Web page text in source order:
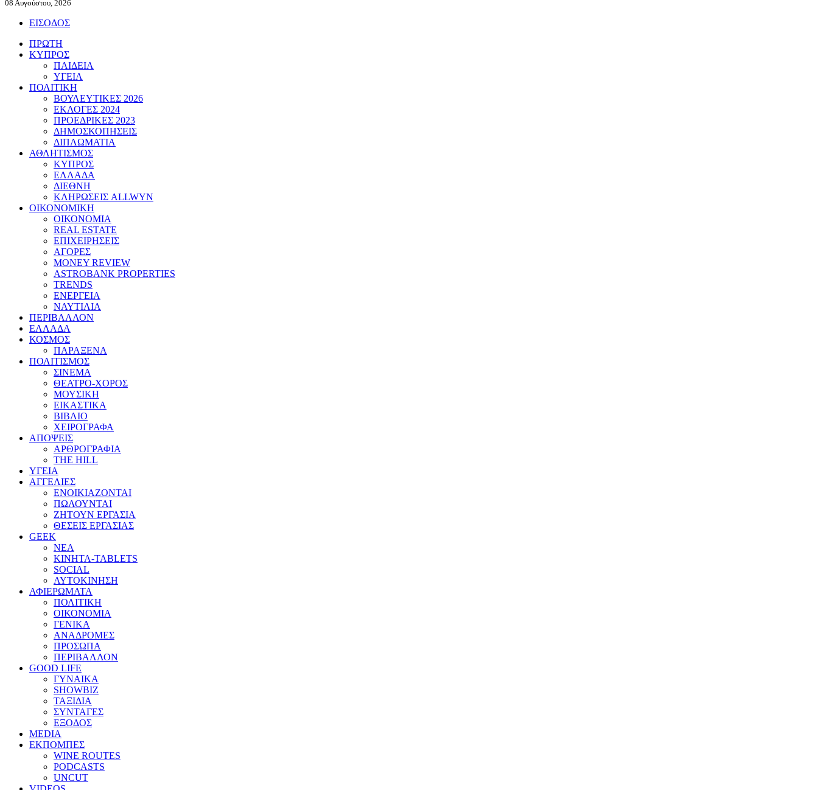
08 Αυγούστου, 2026
ΕΙΣΟΔΟΣ
ΠΡΩΤΗ
ΚΥΠΡΟΣ
ΠΑΙΔΕΙΑ
ΥΓΕΙΑ
ΠΟΛΙΤΙΚΗ
ΒΟΥΛΕΥΤΙΚΕΣ 2026
ΕΚΛΟΓΕΣ 2024
ΠΡΟΕΔΡΙΚΕΣ 2023
ΔΗΜΟΣΚΟΠΗΣΕΙΣ
ΔΙΠΛΩΜΑΤΙΑ
ΑΘΛΗΤΙΣΜΟΣ
ΚΥΠΡΟΣ
ΕΛΛΑΔΑ
ΔΙΕΘΝΗ
ΚΛΗΡΩΣΕΙΣ ALLWYN
ΟΙΚΟΝΟΜΙΚΗ
ΟΙΚΟΝΟΜΙΑ
REAL ESTATE
ΕΠΙΧΕΙΡΗΣΕΙΣ
ΑΓΟΡΕΣ
MONEY REVIEW
ASTROBANK PROPERTIES
TRENDS
ΕΝΕΡΓΕΙΑ
ΝΑΥΤΙΛΙΑ
ΠΕΡΙΒΑΛΛΟΝ
ΕΛΛΑΔΑ
ΚΟΣΜΟΣ
ΠΑΡΑΞΕΝΑ
ΠΟΛΙΤΙΣΜΟΣ
ΣΙΝΕΜΑ
ΘΕΑΤΡΟ-ΧΟΡΟΣ
ΜΟΥΣΙΚΗ
ΕΙΚΑΣΤΙΚΑ
ΒΙΒΛΙΟ
ΧΕΙΡΟΓΡΑΦΑ
ΑΠΟΨΕΙΣ
ΑΡΘΡΟΓΡΑΦΙΑ
THE HILL
ΥΓΕΙΑ
ΑΓΓΕΛΙΕΣ
ΕΝΟΙΚΙΑΖΟΝΤΑΙ
ΠΩΛΟΥΝΤΑΙ
ΖΗΤΟΥΝ ΕΡΓΑΣΙΑ
ΘΕΣΕΙΣ ΕΡΓΑΣΙΑΣ
GEEK
ΝΕΑ
ΚΙΝΗΤΑ-TABLETS
SOCIAL
ΑΥΤΟΚΙΝΗΣΗ
ΑΦΙΕΡΩΜΑΤΑ
ΠΟΛΙΤΙΚΗ
ΟΙΚΟΝΟΜΙΑ
ΓΕΝΙΚΑ
ΑΝΑΔΡΟΜΕΣ
ΠΡΟΣΩΠΑ
ΠΕΡΙΒΑΛΛΟΝ
GOOD LIFE
ΓΥΝΑΙΚΑ
SHOWBIZ
ΤΑΞΙΔΙΑ
ΣΥΝΤΑΓΕΣ
ΕΞΟΔΟΣ
MEDIA
ΕΚΠΟΜΠΕΣ
WINE ROUTES
PODCASTS
UNCUT